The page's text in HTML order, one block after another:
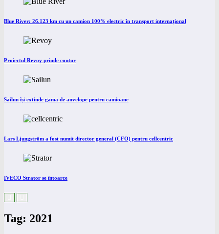
Blue River: 26.123 km cu un camion 100% electric în transport internațional
Proiectul Revoy prinde contur
Sailun își extinde gama de anvelope pentru camioane
Lars Ljungström a fost numit director general (CFO) pentru cellcentric
IVECO Strator se întoarce
Tag: 2021